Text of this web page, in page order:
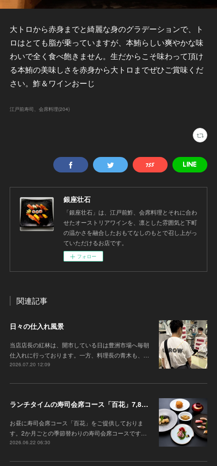
大トロから赤身までと綺麗な身のグラデーションで、ト
ロはとても脂が乗っていますが、本鮪らしい爽やかな味
わいで全く食べ飽きません。生だからこそ味わって頂け
る本鮪の美味しさを赤身から大トロまでぜひご賞味くだ
さい。鮓＆ワインおーじ
江戸前寿司、会席料理(204)
銀座壮石
「銀座壮石」は、江戸前鮓、会席料理とそれに合わ
せたオーストリアワインを、凛とした雰囲気と下町
の温かさを融合したおもてなしのもとで召し上がっ
ていただけるお店です。
フォロー
関連記事
日々の仕入れ風景
当店店長の紅林は、開市している日は豊洲市場へ毎朝
仕入れに行っております。一方、料理長の青木も、…
2026.07.20 12:09
ランチタイムの寿司会席コース「百花」7,8月の内容のご案内
お昼に寿司会席コース「百花」をご提供しておりま
す。2か月ごとの季節替わりの寿司会席コースです…
2026.06.22 06:30